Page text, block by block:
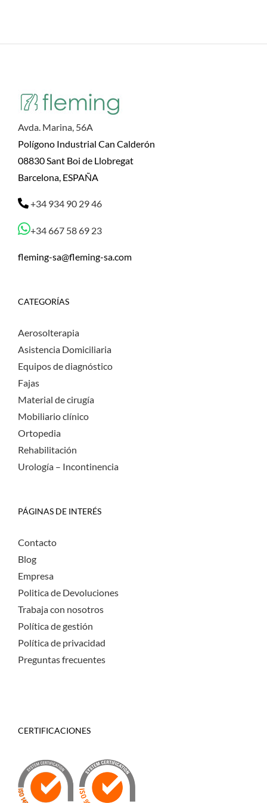
Avda. Marina, 56A
Polígono Industrial Can Calderón
08830 Sant Boi de Llobregat
Barcelona, ESPAÑA
+34 934 90 29 46
+34 667 58 69 23
fleming-sa@fleming-sa.com
CATEGORÍAS
Aerosolterapia
Asistencia Domiciliaria
Equipos de diagnóstico
Fajas
Material de cirugía
Mobiliario clínico
Ortopedia
Rehabilitación
Urología – Incontinencia
PÁGINAS DE INTERÉS
Contacto
Blog
Empresa
Politica de Devoluciones
Trabaja con nosotros
Política de gestión
Política de privacidad
Preguntas frecuentes
CERTIFICACIONES